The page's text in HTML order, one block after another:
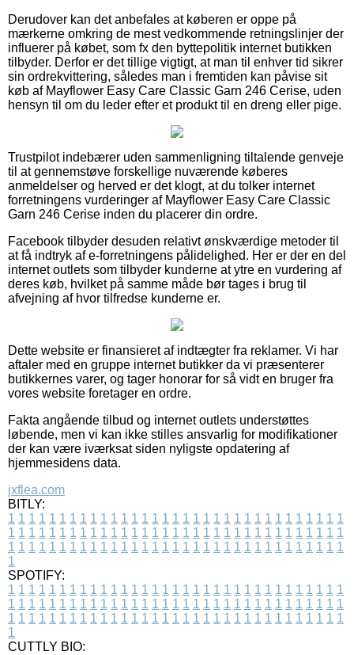
Derudover kan det anbefales at køberen er oppe på
mærkerne omkring de mest vedkommende retningslinjer der
influerer på købet, som fx den byttepolitik internet butikken
tilbyder. Derfor er det tillige vigtigt, at man til enhver tid sikrer
sin ordrekvittering, således man i fremtiden kan påvise sit
køb af Mayflower Easy Care Classic Garn 246 Cerise, uden
hensyn til om du leder efter et produkt til en dreng eller pige.
Trustpilot indebærer uden sammenligning tiltalende genveje
til at gennemstøve forskellige nuværende køberes
anmeldelser og herved er det klogt, at du tolker internet
forretningens vurderinger af Mayflower Easy Care Classic
Garn 246 Cerise inden du placerer din ordre.
Facebook tilbyder desuden relativt ønskværdige metoder til
at få indtryk af e-forretningens pålidelighed. Her er der en del
internet outlets som tilbyder kunderne at ytre en vurdering af
deres køb, hvilket på samme måde bør tages i brug til
afvejning af hvor tilfredse kunderne er.
Dette website er finansieret af indtægter fra reklamer. Vi har
aftaler med en gruppe internet butikker da vi præsenterer
butikkernes varer, og tager honorar for så vidt en bruger fra
vores website foretager en ordre.
Fakta angående tilbud og internet outlets understøttes
løbende, men vi kan ikke stilles ansvarlig for modifikationer
der kan være iværksat siden nyligste opdatering af
hjemmesidens data.
jxflea.com
BITLY:
1 1 1 1 1 1 1 1 1 1 1 1 1 1 1 1 1 1 1 1 1 1 1 1 1 1 1 1 1 1 1 1 1
1 1 1 1 1 1 1 1 1 1 1 1 1 1 1 1 1 1 1 1 1 1 1 1 1 1 1 1 1 1 1 1 1
1 1 1 1 1 1 1 1 1 1 1 1 1 1 1 1 1 1 1 1 1 1 1 1 1 1 1 1 1 1 1 1 1
1
SPOTIFY:
1 1 1 1 1 1 1 1 1 1 1 1 1 1 1 1 1 1 1 1 1 1 1 1 1 1 1 1 1 1 1 1 1
1 1 1 1 1 1 1 1 1 1 1 1 1 1 1 1 1 1 1 1 1 1 1 1 1 1 1 1 1 1 1 1 1
1 1 1 1 1 1 1 1 1 1 1 1 1 1 1 1 1 1 1 1 1 1 1 1 1 1 1 1 1 1 1 1 1
1
CUTTLY BIO: